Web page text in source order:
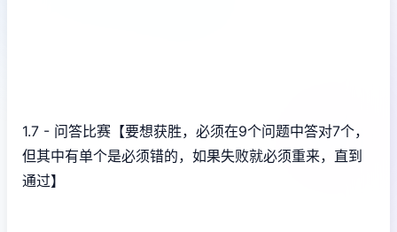
1.7 - 问答比赛【要想获胜，必须在9个问题中答对7个，
但其中有单个是必须错的，如果失败就必须重来，直到
通过】